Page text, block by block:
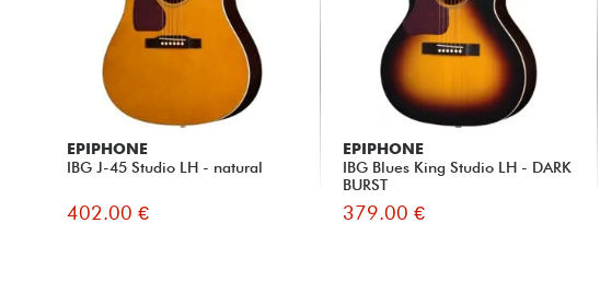
EPIPHONE
IBG J-45 Studio LH - natural
402.00 €
EPIPHONE
IBG Blues King Studio LH - DARK
BURST
379.00 €